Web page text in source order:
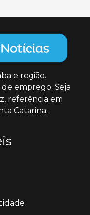
e região.
emprego. Seja
referência em
Catarina.